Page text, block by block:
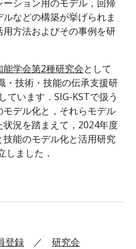
ション用のモデル，回帰
などの構築が挙げられま
方法およびその事例を研
能学会第2種研究会として
・技術・技能の伝承支援研
ています．SIG-KSTで扱う
デル化と，それらモデル
況を踏まえて，2024年度
能のモデル化と活用研究
しました．
登録 ／ 研究会